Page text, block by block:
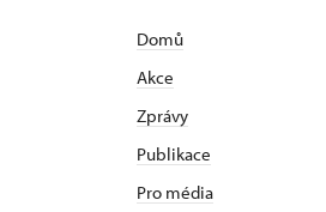
Domů
Akce
Zprávy
Publikace
Pro média